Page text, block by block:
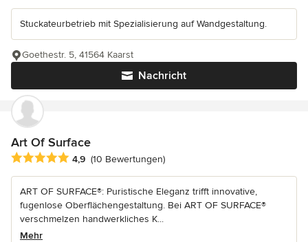
Stuckateurbetrieb mit Spezialisierung auf Wandgestaltung.
Nachricht
Goethestr. 5, 41564 Kaarst
Art Of Surface
Durchschnittliche Bewertung: 4.9 von 5 Sternen
4,9 (10 Bewertungen)
ART OF SURFACE®: Puristische Eleganz trifft innovative,
fugenlose Oberflächengestaltung. Bei ART OF SURFACE®
verschmelzen handwerkliches K...
Mehr